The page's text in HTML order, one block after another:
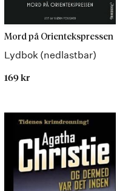
Mord på Orientekspressen
Lydbok (nedlastbar)
169 kr